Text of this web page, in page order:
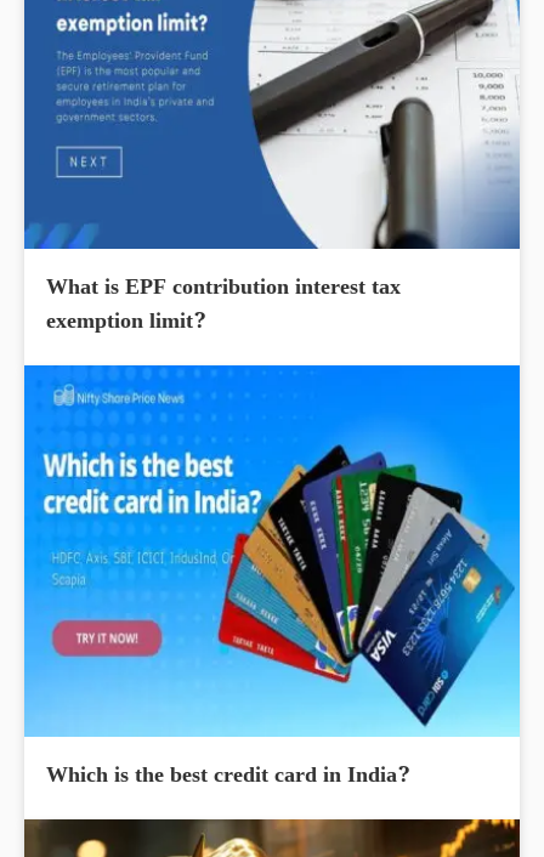
What is EPF contribution interest tax
exemption limit?
Which is the best credit card in India?